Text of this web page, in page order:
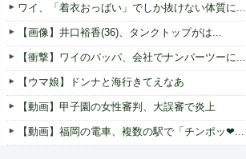
ワイ、「着衣おっばい」でしか抜けない体質に...
【画像】井口裕香(36)、タンクトップがは...
【衝撃】ワイのパッパ、会社でナンバーツーに...
【ウマ娘】ドンナと海行きてえなあ
【動画】甲子園の女性審判、大誤審で炎上
【動画】福岡の電車、複数の駅で「チンポッ❤...